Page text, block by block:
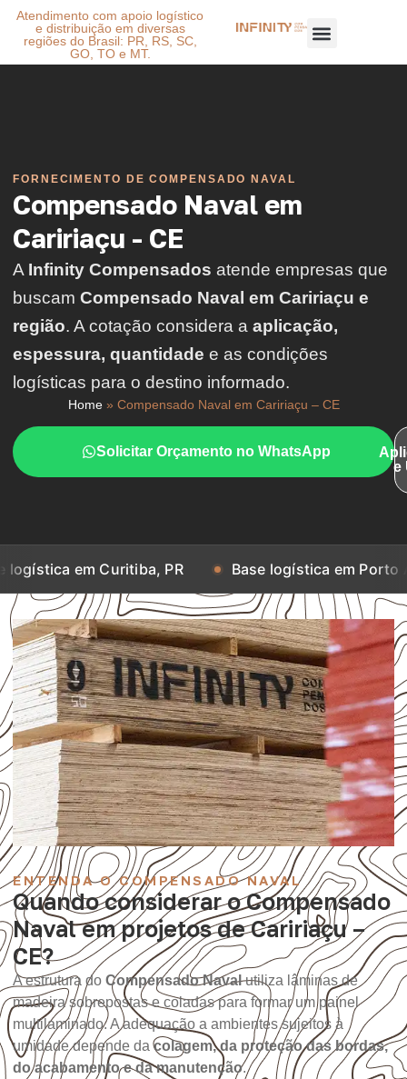
Atendimento com apoio logístico
e distribuição em diversas
regiões do Brasil: PR, RS, SC,
GO, TO e MT.
FORNECIMENTO DE COMPENSADO NAVAL
Compensado Naval em
Caririaçu - CE
A Infinity Compensados atende empresas que
buscam Compensado Naval em Caririaçu e
região. A cotação considera a aplicação,
espessura, quantidade e as condições
logísticas para o destino informado.
Home» Compensado Naval em Caririaçu – CE
Solicitar Orçamento no WhatsApp
e
Curitiba, PR Base logística em Porto Alegre, RS
ENTENDA O COMPENSADO NAVAL
Quando considerar o Compensado
Naval em projetos de Caririaçu –
CE?
A estrutura do Compensado Navalutiliza lâminas de
madeira sobrepostas e coladas para formar um painel
multilaminado. A adequação a ambientes sujeitos à
umidade depende dacolagem, da proteção das bordas,
do acabamento e da manutenção.